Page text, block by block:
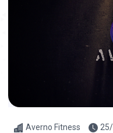
Averno Fitness